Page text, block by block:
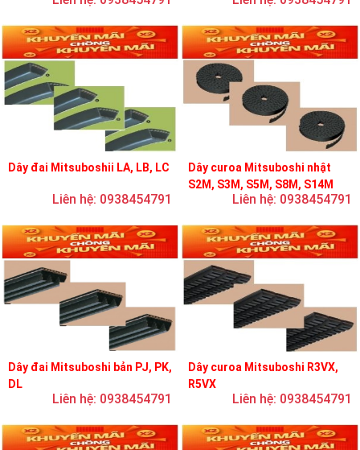
Dây đai Mitsuboshii LA, LB, LC
Liên hệ: 0938454791
Dây curoa Mitsuboshi nhật
S2M, S3M, S5M, S8M, S14M
Liên hệ: 0938454791
Dây đai Mitsuboshi bản PJ, PK,
DL
Liên hệ: 0938454791
Dây curoa Mitsuboshi R3VX,
R5VX
Liên hệ: 0938454791